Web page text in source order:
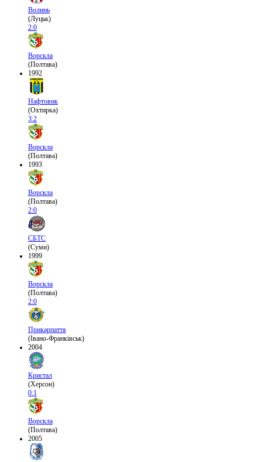
Волинь
(Луцьк)
2:0
Ворскла
(Полтава)
1992
Нафтовик
(Охтирка)
3:2
Ворскла
(Полтава)
1993
Ворскла
(Полтава)
2:0
СБТС
(Суми)
1999
Ворскла
(Полтава)
2:0
Прикарпаття
(Івано-Франківськ)
2004
Кристал
(Херсон)
0:1
Ворскла
(Полтава)
2005